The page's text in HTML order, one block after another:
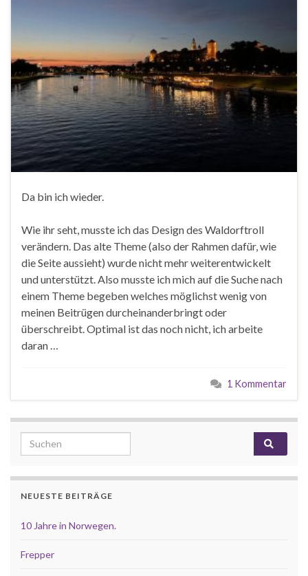
Da bin ich wieder.
Wie ihr seht, musste ich das Design des Waldorftroll
verändern. Das alte Theme (also der Rahmen dafür, wie
die Seite aussieht) wurde nicht mehr weiterentwickelt
und unterstützt. Also musste ich mich auf die Suche nach
einem Theme begeben welches möglichst wenig von
meinen Beitrügen durcheinanderbringt oder
überschreibt. Optimal ist das noch nicht, ich arbeite
daran …
1 Kommentar
Search for:
NEUESTE BEITRÄGE
10 Jahre in Norwegen.
Frepper